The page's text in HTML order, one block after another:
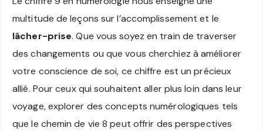
multitude de leçons sur l’accomplissement et le
lâcher-prise. Que vous soyez en train de traverser
des changements ou que vous cherchiez à améliorer
votre conscience de soi, ce chiffre est un précieux
allié. Pour ceux qui souhaitent aller plus loin dans leur
voyage, explorer des concepts numérologiques tels
que le chemin de vie 8 peut offrir des perspectives